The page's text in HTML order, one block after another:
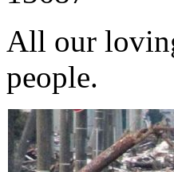
All our
people.